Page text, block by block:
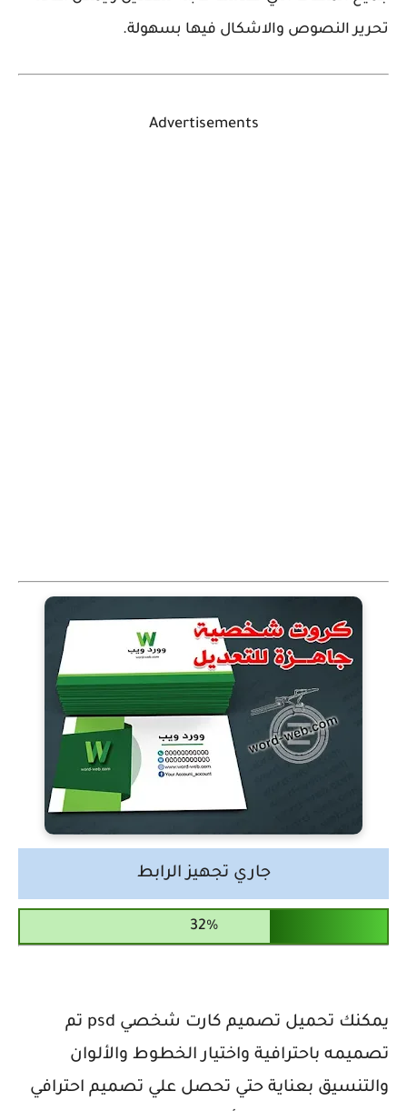
تحرير النصوص والاشكال فيها بسهولة.
Advertisements
جاري تجهيز الرابط
يمكنك تحميل تصميم كارت شخصي psd تم
تصميمه باحترافية واختيار الخطوط والألوان
والتنسيق بعناية حتي تحصل علي تصميم احترافي